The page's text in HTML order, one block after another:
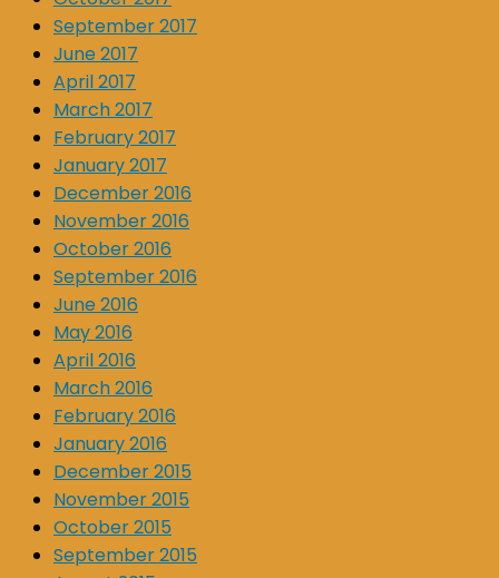
September 2017
June 2017
April 2017
March 2017
February 2017
January 2017
December 2016
November 2016
October 2016
September 2016
June 2016
May 2016
April 2016
March 2016
February 2016
January 2016
December 2015
November 2015
October 2015
September 2015